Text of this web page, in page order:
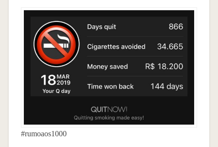
#rumoaos1000